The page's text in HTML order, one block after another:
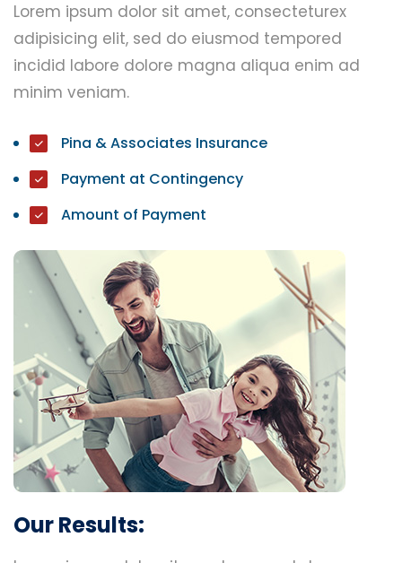
Lorem ipsum dolor sit amet, consecteturex
adipisicing elit, sed do eiusmod tempored
incidid labore dolore magna aliqua enim ad
minim veniam.
Pina & Associates Insurance
Payment at Contingency
Amount of Payment
Our Results: